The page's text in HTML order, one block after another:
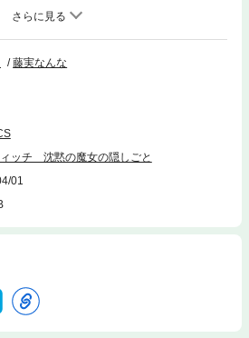
良いようにするためだった！才能に無自覚な
ったモニカは、同僚ルイスから第二王子を護
れて……?引きこもり天才魔女が正体を隠
りモニカは果たしてどうなる――！？
藤実なんな
ッチ 沈黙の魔女の隠しごと
01